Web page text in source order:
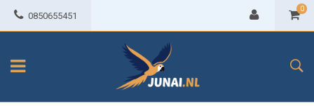
0850655451
0